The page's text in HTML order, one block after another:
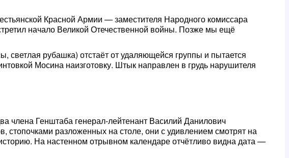
Красной Армии — заместителя Народного комиссара
начало Великой Отечественной войны. Позже мы ещё
светлая рубашка) отстаёт от удаляющейся группы и пытается
Мосина наизготовку. Штык направлен в грудь нарушителя
члена Генштаба генерал-лейтенант Василий Данилович
разложенных на столе, они с удивлением смотрят на
На настенном отрывном календаре отчётливо видна дата —